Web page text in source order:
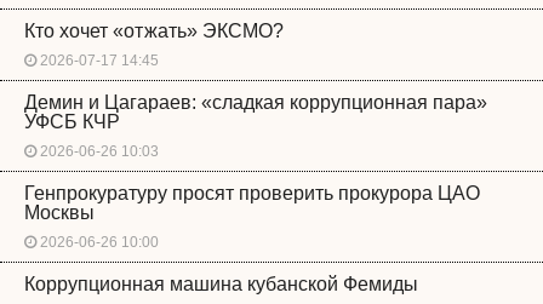
Кто хочет «отжать» ЭКСМО?
2026-07-17 14:45
Демин и Цагараев: «сладкая коррупционная пара»
УФСБ КЧР
2026-06-26 10:03
Генпрокуратуру просят проверить прокурора ЦАО
Москвы
2026-06-26 10:00
Коррупционная машина кубанской Фемиды